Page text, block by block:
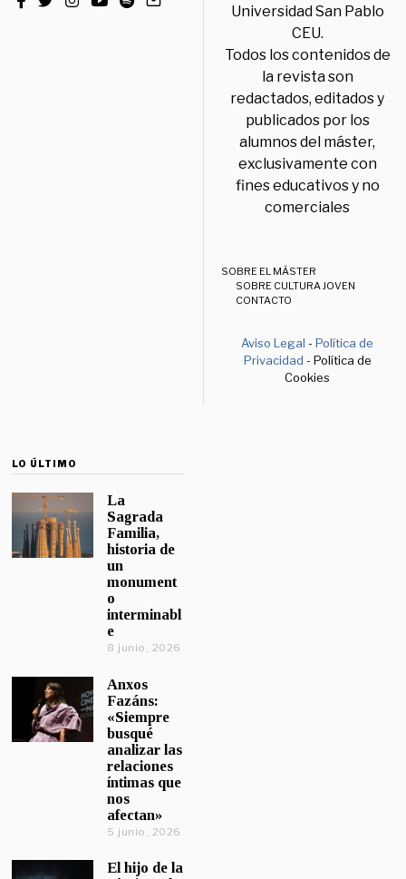
Universidad San Pablo
CEU.
Todos los contenidos de
la revista son
redactados, editados y
publicados por los
alumnos del máster,
exclusivamente con
fines educativos y no
comerciales
SOBRE EL MÁSTER
SOBRE CULTURA JOVEN
CONTACTO
Aviso Legal -Política de
Privacidad - Política de
Cookies
LO ÚLTIMO
La
Sagrada
Familia,
historia de
un
monument
o
interminabl
e
8 junio, 2026
Anxos
Fazáns:
«Siempre
busqué
analizar las
relaciones
íntimas que
nos
afectan»
5 junio, 2026
El hijo de la